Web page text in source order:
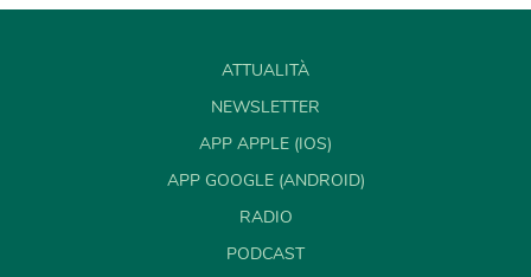
ATTUALITÀ
NEWSLETTER
APP APPLE (IOS)
APP GOOGLE (ANDROID)
RADIO
PODCAST